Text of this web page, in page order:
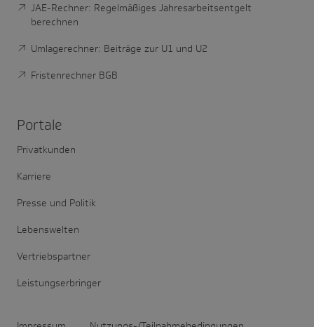
JAE-Rechner: Regelmäßiges Jahresarbeitsentgelt
berechnen
Umlagerechner: Beiträge zur U1 und U2
Fristenrechner BGB
Portale
Privatkunden
Karriere
Presse und Politik
Lebenswelten
Vertriebspartner
Leistungserbringer